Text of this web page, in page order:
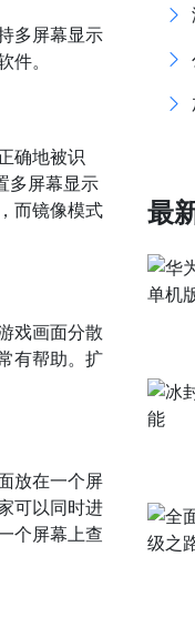
多屏幕显示
。
确地被识
多屏幕显示
而镜像模式
戏画面分散
有帮助。扩
放在一个屏
可以同时进
个屏幕上查
最